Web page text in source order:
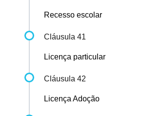
Recesso escolar
Cláusula 41
Licença particular
Cláusula 42
Licença Adoção